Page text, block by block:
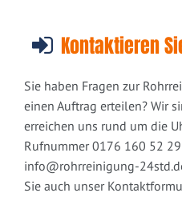
Kontaktieren
Sie haben Fragen zur
einen Auftrag erteilen? Wir
erreichen uns rund um die
Rufnummer 0176 160 52
info@rohrreinigung-
Sie auch unser